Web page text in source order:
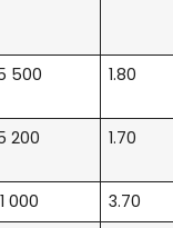
500 1.80
200 1.70
000 3.70